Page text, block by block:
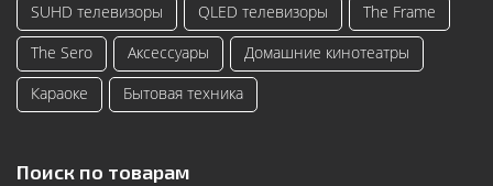
SUHD телевизоры
QLED телевизоры
The Frame
The Sero
Аксессуары
Домашние кинотеатры
Караоке
Бытовая техника
Поиск по товарам